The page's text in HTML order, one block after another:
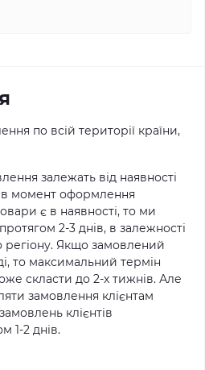
по всій території країни,
залежать від наявності
в момент оформлення
є в наявності, то ми
2-3 днів, в залежності
регіону. Якщо замовлений
то максимальний термін
скласти до 2-х тижнів. Але
замовлення клієнтам
клієнтів
1-2 днів.